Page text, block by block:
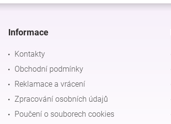
Informace
Kontakty
Obchodní podmínky
Reklamace a vrácení
Zpracování osobních údajů
Poučení o souborech cookies